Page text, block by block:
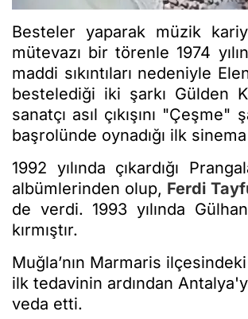
Besteler yaparak müzik
mütevazı bir törenle 1974
maddi sıkıntıları nedeniyle
bestelediği iki şarkı Gülden
sanatçı asıl çıkışını
başrolünde oynadığı ilk
1992 yılında çıkardığı
albümlerinden olup, Ferdi
de verdi. 1993 yılında
kırmıştır.
Muğla’nın Marmaris
ilk tedavinin ardından
veda etti.